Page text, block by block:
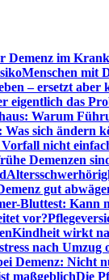
Demenz im
Menschen mit
– ersetzt aber
eigentlich das
Warum
Was sich ändern
nicht
Demenzen
gut
Bluttest: Kann
vor?
Kindheit wirkt
nach
Demenz: Nicht
maßgeblichDie